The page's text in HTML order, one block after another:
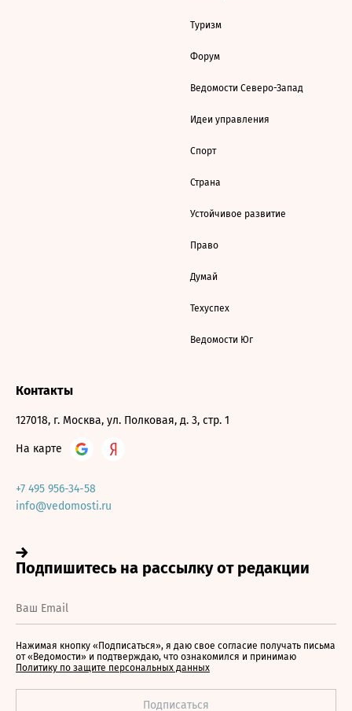
Туризм
Форум
Ведомости Северо-Запад
Идеи управления
Спорт
Страна
Устойчивое развитие
Право
Думай
Техуспех
Ведомости Юг
Контакты
127018, г. Москва, ул. Полковая, д. 3, стр. 1
На карте
+7 495 956-34-58
info@vedomosti.ru
Нажимая кнопку «Подписаться», я даю свое согласие получать письма
от «Ведомости» и подтверждаю, что ознакомился и принимаю
Политику по защите персональных данных